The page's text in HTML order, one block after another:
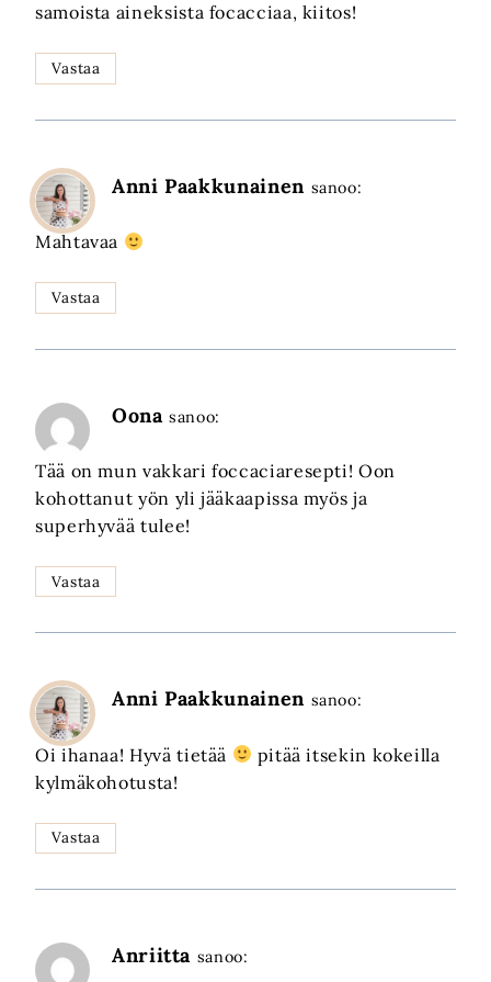
samoista aineksista focacciaa, kiitos!
Vastaa
Anni Paakkunainen sanoo:
Mahtavaa
Vastaa
Oona sanoo:
Tää on mun vakkari foccaciaresepti! Oon
kohottanut yön yli jääkaapissa myös ja
superhyvää tulee!
Vastaa
Anni Paakkunainen sanoo:
Oi ihanaa! Hyvä tietää
pitää itsekin kokeilla
kylmäkohotusta!
Vastaa
Anriitta sanoo: